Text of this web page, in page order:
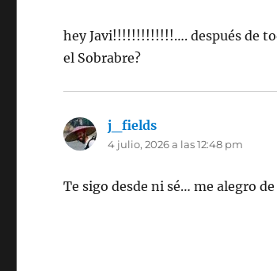
hey Javi!!!!!!!!!!!!!…. después de
el Sobrabre?
j_fields
4 julio, 2026 a las 12:48 pm
Te sigo desde ni sé… me alegro